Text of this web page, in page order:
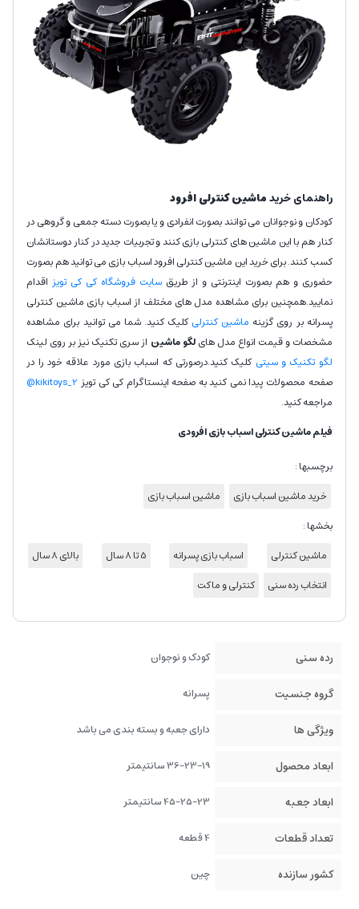
راهنمای خریدماشین کنترلی افرود
کودکان و نوجوانان می توانند بصورت انفرادی و یا بصورت دسته جمعی و گروهی در
کنار هم با این ماشین های کنترلی بازی کنند و تجربیات جدید در کنار دوستانشان
کسب کنند. برای خرید این ماشین کنترلی افرود اسباب بازی می توانید هم بصورت
حضوری و هم بصورت اینترنتی و از طریق سایت فروشگاه کی کی تویزاقدام
نمایید.همچنین برای مشاهده مدل های مختلف از اسباب بازی ماشین کنترلی
پسرانه بر روی گزینه ماشین کنترلی کلیک کنید. شما می توانید برای مشاهده
مشخصات و قیمت انواع مدل هایلگو ماشین از سری تکنیک نیز بر روی لینک
لگو تکنیک و سیتی کلیک کنید.درصورتی که اسباب بازی مورد علاقه خود را در
صفحه محصولات پیدا نمی کنید به صفحه اینستاگرام کی کی تویز kikitoys_2@
مراجعه کنید.
فیلم ماشین کنترلی اسباب بازی افرودی
برچسبها :
خرید ماشین اسباب بازی
ماشین اسباب بازی
بخشها :
ماشین کنترلی
اسباب بازی پسرانه 5 تا 8 سال
بالای 8 سال
انتخاب رده سنی
کنترلی و ماکت
رده سنی کودک و نوجوان
گروه جنسیت پسرانه
ویژگی ها دارای جعبه و بسته بندی می باشد
ابعاد محصول 36-23-19 سانتیمتر
ابعاد جعبه 45-25-23 سانتیمتر
تعداد قطعات 4 قطعه
کشور سازنده چین